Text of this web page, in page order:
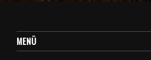
MENÜ